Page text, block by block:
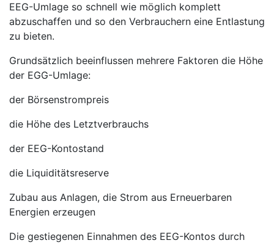
EEG-Umlage so schnell wie möglich komplett
abzuschaffen und so den Verbrauchern eine Entlastung
zu bieten.
Grundsätzlich beeinflussen mehrere Faktoren die Höhe
der EGG-Umlage:
der Börsenstrompreis
die Höhe des Letztverbrauchs
der EEG-Kontostand
die Liquiditätsreserve
Zubau aus Anlagen, die Strom aus Erneuerbaren
Energien erzeugen
Die gestiegenen Einnahmen des EEG-Kontos durch